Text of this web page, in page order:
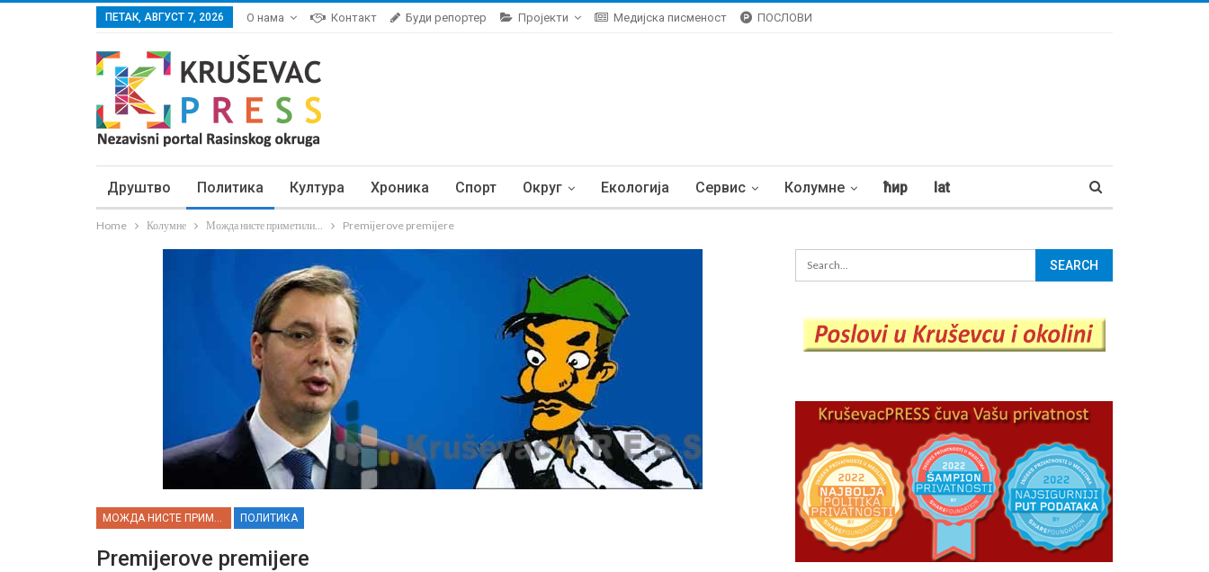
ПЕТАК, АВГУСТ 7, 2026 О нама Контакт Буди репортер Пројекти Медијска писменост ПОСЛОВИ
Друштво Политика Култура Хроника Спорт Округ Екологија Сервис Колумне ћир lat
Home Колумне Можда нисте приметили... Premijerove premijere
МОЖДА НИСТЕ ПРИМЕТИЛИ... ПОЛИТИКА
Premijerove premijere